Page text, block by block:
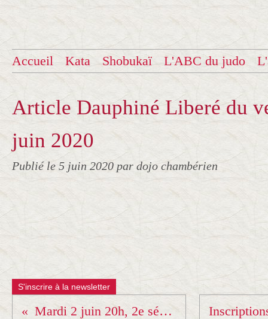
Accueil Kata Shobukaï L'ABC du judo
Article Dauphiné Liberé du
juin 2020
Publié le 5 juin 2020 par dojo chambérien
S'inscrire à la newsletter
Mardi 2 juin 20h, 2e séance pour les adultes !!!!